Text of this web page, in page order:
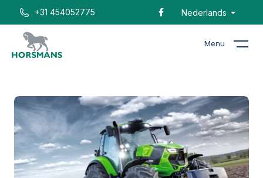
+31 454052775 Nederlands
Menu
Home Catalogus